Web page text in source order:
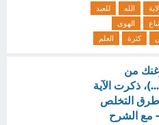
الله
للعبد
الهوى
كثرة العلم
من
ذكرت الآية
طرق التخلص
مع الشرح